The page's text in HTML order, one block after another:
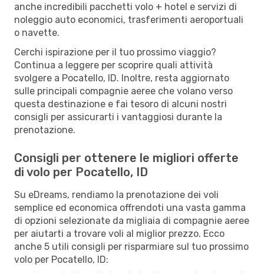
anche incredibili pacchetti volo + hotel e servizi di
noleggio auto economici, trasferimenti aeroportuali
o navette.
Cerchi ispirazione per il tuo prossimo viaggio?
Continua a leggere per scoprire quali attività
svolgere a Pocatello, ID. Inoltre, resta aggiornato
sulle principali compagnie aeree che volano verso
questa destinazione e fai tesoro di alcuni nostri
consigli per assicurarti i vantaggiosi durante la
prenotazione.
Consigli per ottenere le migliori offerte
di volo per Pocatello, ID
Su eDreams, rendiamo la prenotazione dei voli
semplice ed economica offrendoti una vasta gamma
di opzioni selezionate da migliaia di compagnie aeree
per aiutarti a trovare voli al miglior prezzo. Ecco
anche 5 utili consigli per risparmiare sul tuo prossimo
volo per Pocatello, ID: